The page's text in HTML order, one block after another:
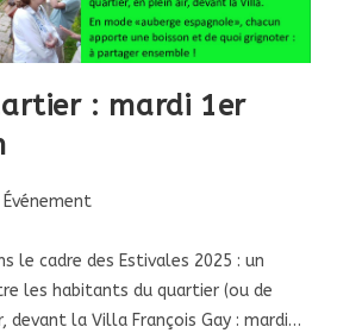
: mardi 1er
Événement
le cadre des Estivales 2025 : un
les habitants du quartier (ou de
devant la Villa François Gay : mardi…